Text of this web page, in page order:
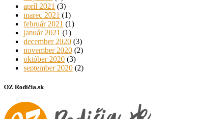
apríl 2021 (3)
marec 2021 (1)
február 2021 (1)
január 2021 (1)
december 2020 (3)
november 2020 (2)
október 2020 (3)
september 2020 (2)
OZ Rodičia.sk